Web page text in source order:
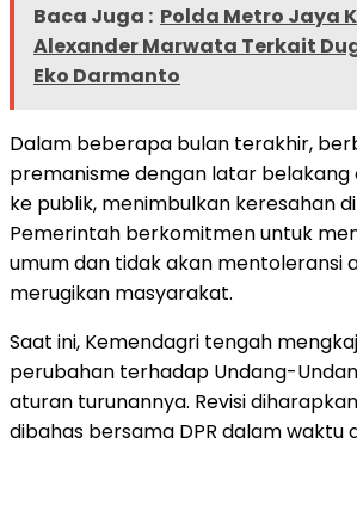
Baca Juga : Polda Metro Jaya
Alexander Marwata Terkait
Eko Darmanto
Dalam beberapa bulan terakhir,
premanisme dengan latar
ke publik, menimbulkan keresahan
Pemerintah berkomitmen untuk
umum dan tidak akan mentoleransi
merugikan masyarakat.
Saat ini, Kemendagri tengah
perubahan terhadap Undang-
aturan turunannya. Revisi
dibahas bersama DPR dalam waktu